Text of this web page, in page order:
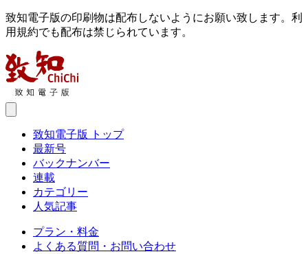
致知電子版の印刷物は配布しないようにお願い致します。利
用規約でも配布は禁じられています。
致知電子版 トップ
最新号
バックナンバー
連載
カテゴリー
人気記事
プラン・料金
よくある質問・お問い合わせ